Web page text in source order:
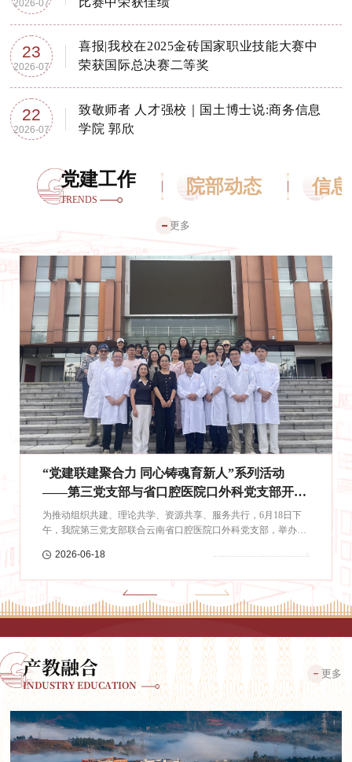
2026-07
23
2026-07
喜报|我校在2025金砖国家职业技能大赛中
荣获国际总决赛二等奖
22
2026-07
致敬师者 人才强校｜国土博士说:商务信息
学院 郭欣
党建工作
TRENDS
院部动态 信
更多
“党建联建聚合力 同心铸魂育新人”系列活动
——聚焦六五环境日 支部共建深耕生态思政课堂
在2026年六五环境日来临之际，为深入贯彻落实习近平生态文明
思想，推动党建工作与思政教育、专业实践深度融合，我院第一
限公司开展主题党日实践研学活动，打通理论课堂与产业一线壁
育基地，全体师生聆听企业工作人员对厂区运营模式、生活垃圾
资源化处置、循环经济建设成效的专题讲解。随后大家走进中
央...
2026-06-10
思政课教师深入“一站式”学生社区活动｜宣讲凝
聚青年共识 共绘民族团结同心画卷
为深化思政课堂实践教学，厚植民族团结情怀，铸牢中华民族共
同体意识，近日我院教师冯改、吕晓莹两位老师深入经开校区为
民族融合发展特色，围绕铸牢中华民族共同体意识展开系统宣
多元一体的格局内涵，展示了我省各民族和睦相处、守望相助的
良好风貌。同时结合多彩的民族民俗、服饰文化与传统习俗，带
领同学...
2026-07-09
2022—2023学年度信息公开工作报告
云南国土资源职业学院2022—2023学年度信息公开工作报告 为深
入贯彻《高等学校信息公开办法》（教育部令第29号），落实
〔2014〕23号）和《教育部办公厅关于做好2023年高校信息公开
年高校信息公开年度报告工作的通知》要求，为总结经验，进一
步推进我校信息公开工作的开展，现将我校2022—2023学年度信
息公...
2023-11-15
云南国土资源职业学院信息系统商用密码安全评
估服务成交结果公告
一、项目编号：GXCZ-C-26290369二、项目名称：云南国土资源
职业学院信息系统商用密码安全评估服务三、成交信息供应商名
五华区莲花池正街96号莲景苑小区3-2-16-06成交金额（含税）：
院信息系统商用密码安全评估服务服务范围：为全面落实国家商
用密码合规管控要求，补齐校园信息系统密码安全短板，构建标
准化...
2026-08-03
产教融合
INDUSTRY EDUCATION
更多